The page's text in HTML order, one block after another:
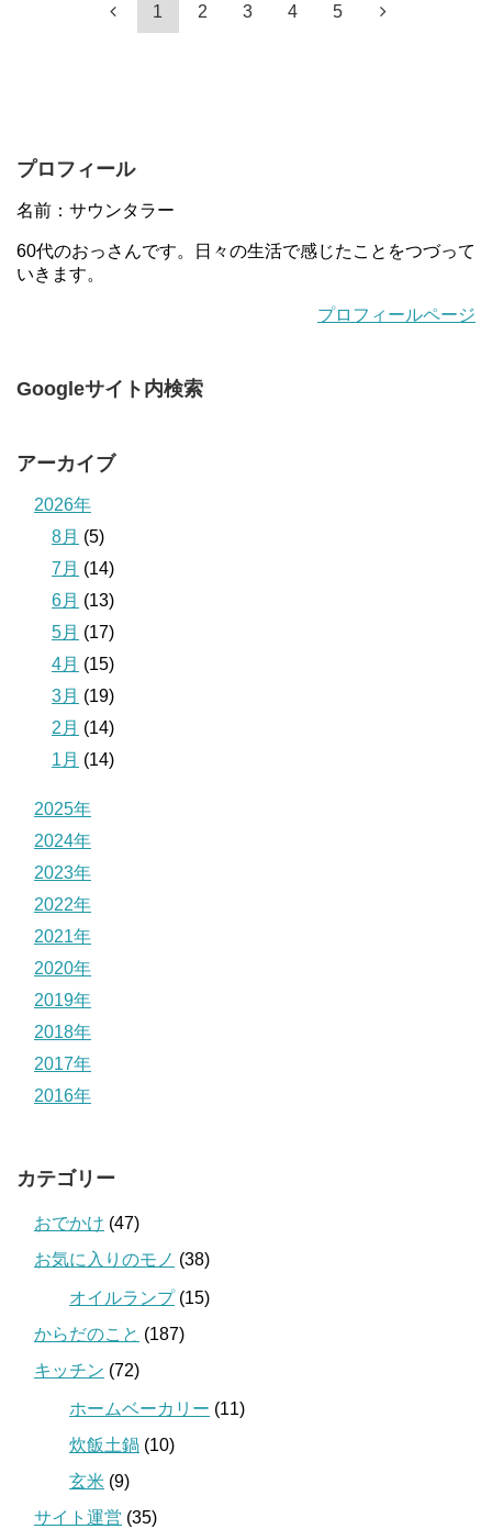
1 2 3 4 5
プロフィール
名前：サウンタラー
60代のおっさんです。日々の生活で感じたことをつづって
いきます。
プロフィールページ
Googleサイト内検索
アーカイブ
2026年
8月 (5)
7月 (14)
6月 (13)
5月 (17)
4月 (15)
3月 (19)
2月 (14)
1月 (14)
2025年
2024年
2023年
2022年
2021年
2020年
2019年
2018年
2017年
2016年
カテゴリー
おでかけ (47)
お気に入りのモノ (38)
オイルランプ(15)
からだのこと (187)
キッチン (72)
ホームベーカリー (11)
炊飯土鍋 (10)
玄米 (9)
サイト運営 (35)